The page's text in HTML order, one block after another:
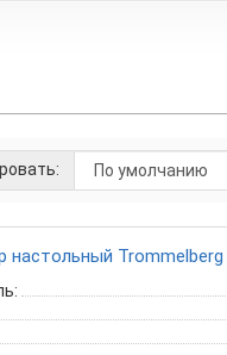
настольный Trommelberg